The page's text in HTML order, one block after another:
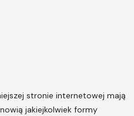
stronie internetowej mają
jakiejkolwiek formy